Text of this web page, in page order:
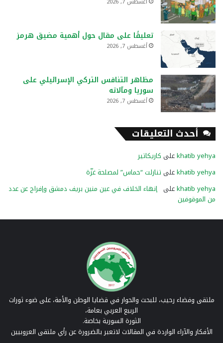
تعليقًا على مقال حول أهمية مضيق هرمز
أغسطس 7, 2026
مظاهر التنافس التركي الإسرائيلي على
سوريا ومآلاته
أغسطس 7, 2026
أحدث التعليقات
khatib yehyaعلى كاريكاتير
khatib yehyaعلى تنازلت “حماس” لمصلحة غزّة
khatib yehyaعلى إنهاء الخلاف في عين منين بريف دمشق وإفراج عن عدد
من الموقوفين
ملتقى وفضاء رحيب، للبحث والحوار في قضايا الوطن والأمة، على ضوء ثورات
الربيع العربي بعامة،
الثورة السورية بخاصة.
الأفكار والآراء الواردة في المقالات لاتعبر بالضرورة عن رأي ملتقى العروبيين